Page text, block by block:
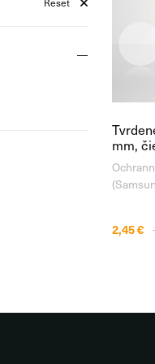
Reset
mm,
displej
2,45 €